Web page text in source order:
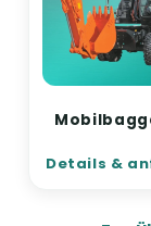
Details &